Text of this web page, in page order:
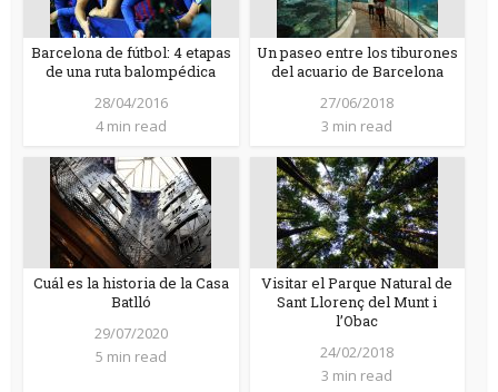
Barcelona de fútbol: 4 etapas
de una ruta balompédica
28/04/2016
4 min read
Un paseo entre los tiburones
del acuario de Barcelona
27/06/2018
3 min read
Cuál es la historia de la Casa
Batlló
29/07/2020
5 min read
Visitar el Parque Natural de
Sant Llorenç del Munt i
l’Obac
24/02/2018
3 min read